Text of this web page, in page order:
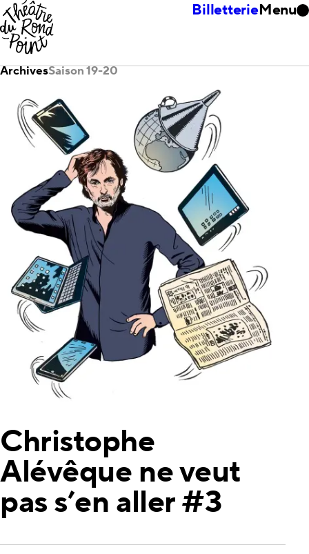
BilletterieMenu
ArchivesSaison 19-20
Christophe
Alévêque ne veut
pas s’en aller #3